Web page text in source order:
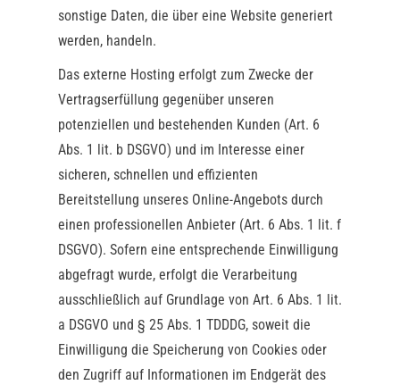
sonstige Daten, die über eine Website generiert
werden, handeln.
Das externe Hosting erfolgt zum Zwecke der
Vertragserfüllung gegenüber unseren
potenziellen und bestehenden Kunden (Art. 6
Abs. 1 lit. b DSGVO) und im Interesse einer
sicheren, schnellen und effizienten
Bereitstellung unseres Online-Angebots durch
einen professionellen Anbieter (Art. 6 Abs. 1 lit. f
DSGVO). Sofern eine entsprechende Einwilligung
abgefragt wurde, erfolgt die Verarbeitung
ausschließlich auf Grundlage von Art. 6 Abs. 1 lit.
a DSGVO und § 25 Abs. 1 TDDDG, soweit die
Einwilligung die Speicherung von Cookies oder
den Zugriff auf Informationen im Endgerät des